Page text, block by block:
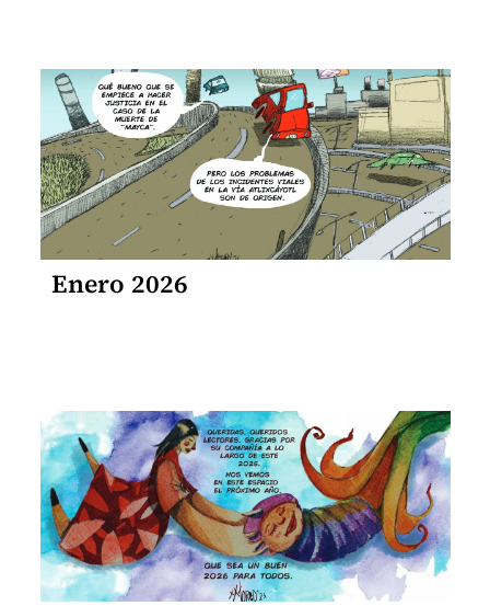
Enero 2026